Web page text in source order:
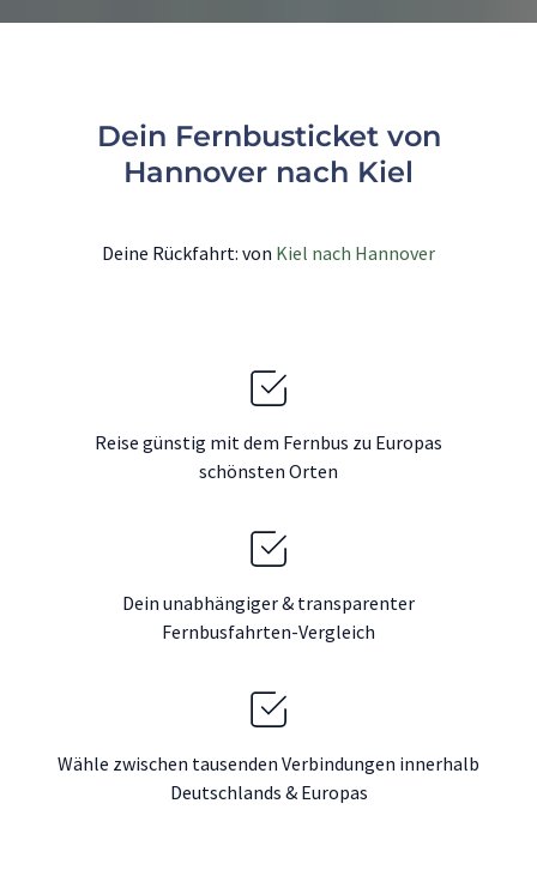
Dein Fernbusticket von
Hannover nach Kiel
Deine Rückfahrt: von Kiel nach Hannover
Reise günstig mit dem Fernbus zu Europas
schönsten Orten
Dein unabhängiger & transparenter
Fernbusfahrten-Vergleich
Wähle zwischen tausenden Verbindungen innerhalb
Deutschlands & Europas